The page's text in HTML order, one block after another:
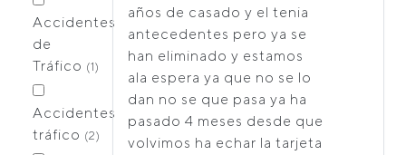
Accidentes
de
Tráfico (1)
Accidentes
tráfico (2)
años de casado y el tenia
antecedentes pero ya se
han eliminado y estamos
ala espera ya que no se lo
dan no se que pasa ya ha
pasado 4 meses desde que
volvimos ha echar la tarjeta